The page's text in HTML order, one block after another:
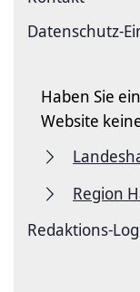
Datenschutz-
Haben Sie
Website
Region
Redaktions-